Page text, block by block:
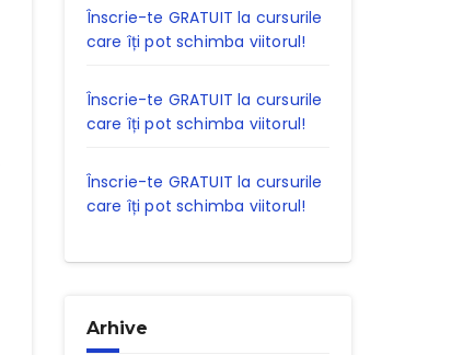
Înscrie-te GRATUIT la cursurile
care îți pot schimba viitorul!
Înscrie-te GRATUIT la cursurile
care îți pot schimba viitorul!
Înscrie-te GRATUIT la cursurile
care îți pot schimba viitorul!
Arhive